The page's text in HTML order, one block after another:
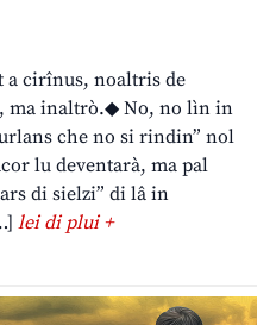
a cirînus, noaltris de
ma inaltrò.◆ No, no lìn in
che no si rindin” nol
lu deventarà, ma pal
di sielzi” di lâ in
lei di plui +